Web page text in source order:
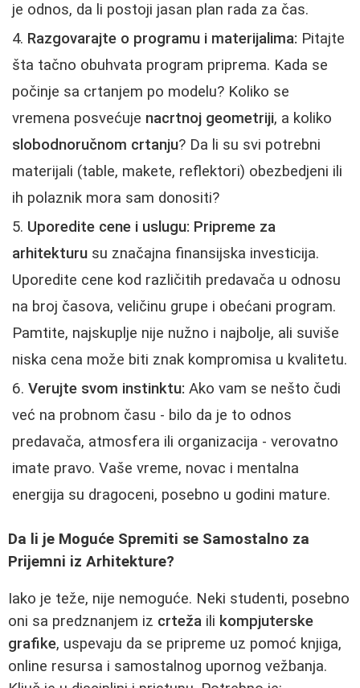
je odnos, da li postoji jasan plan rada za čas.
Razgovarajte o programu i materijalima: Pitajte
šta tačno obuhvata program priprema. Kada se
počinje sa crtanjem po modelu? Koliko se
vremena posvećuje nacrtnoj geometriji, a koliko
slobodnoručnom crtanju? Da li su svi potrebni
materijali (table, makete, reflektori) obezbedjeni ili
ih polaznik mora sam donositi?
Uporedite cene i uslugu: Pripreme za
arhitekturu su značajna finansijska investicija.
Uporedite cene kod različitih predavača u odnosu
na broj časova, veličinu grupe i obećani program.
Pamtite, najskuplje nije nužno i najbolje, ali suviše
niska cena može biti znak kompromisa u kvalitetu.
Verujte svom instinktu: Ako vam se nešto čudi
već na probnom času - bilo da je to odnos
predavača, atmosfera ili organizacija - verovatno
imate pravo. Vaše vreme, novac i mentalna
energija su dragoceni, posebno u godini mature.
Da li je Moguće Spremiti se Samostalno za
Prijemni iz Arhitekture?
Iako je teže, nije nemoguće. Neki studenti, posebno
oni sa predznanjem iz crteža ili kompjuterske
grafike, uspevaju da se pripreme uz pomoć knjiga,
online resursa i samostalnog upornog vežbanja.